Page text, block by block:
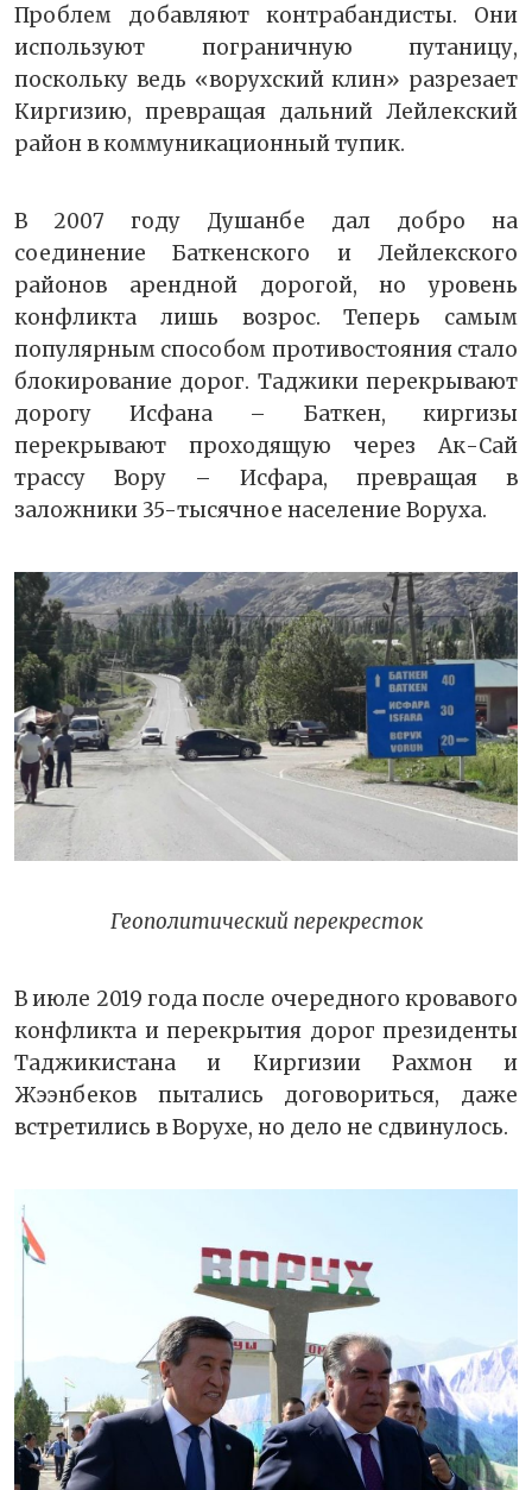
Проблем добавляют контрабандисты. Они
используют пограничную путаницу,
поскольку ведь «ворухский клин» разрезает
Киргизию, превращая дальний Лейлекский
район в коммуникационный тупик.
В 2007 году Душанбе дал добро на
соединение Баткенского и Лейлекского
районов арендной дорогой, но уровень
конфликта лишь возрос. Теперь самым
популярным способом противостояния стало
блокирование дорог. Таджики перекрывают
дорогу Исфана – Баткен, киргизы
перекрывают проходящую через Ак-Сай
трассу Вору – Исфара, превращая в
заложники 35-тысячное население Воруха.
Геополитический перекресток
В июле 2019 года после очередного кровавого
конфликта и перекрытия дорог президенты
Таджикистана и Киргизии Рахмон и
Жээнбеков пытались договориться, даже
встретились в Ворухе, но дело не сдвинулось.